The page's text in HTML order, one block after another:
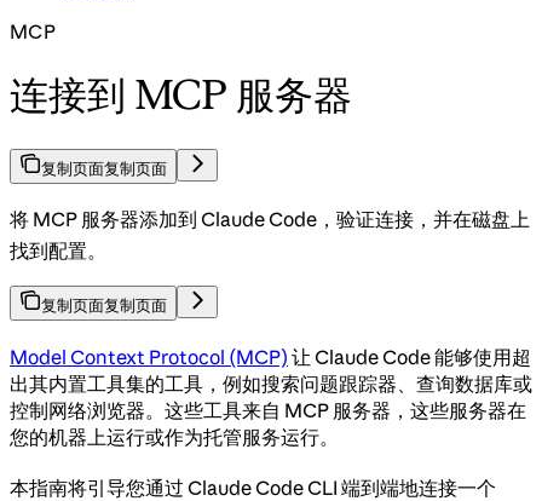
MCP
连接到 MCP 服务器
复制页面复制页面
将 MCP 服务器添加到 Claude Code，验证连接，并在磁盘上
找到配置。
复制页面复制页面
Model Context Protocol (MCP) 让 Claude Code 能够使用超
出其内置工具集的工具，例如搜索问题跟踪器、查询数据库或
控制网络浏览器。这些工具来自 MCP 服务器，这些服务器在
您的机器上运行或作为托管服务运行。
本指南将引导您通过 Claude Code CLI 端到端地连接一个